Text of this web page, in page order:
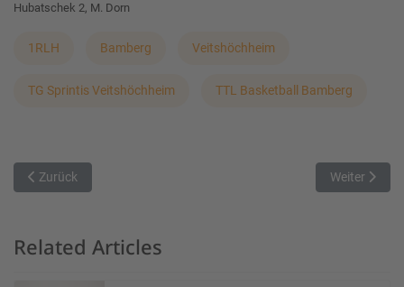
Hubatschek 2, M. Dorn
1RLH Bamberg Veitshöchheim
TG Sprintis Veitshöchheim TTL Basketball Bamberg
Vorheriger Beitrag: Ansbach stoppt Nördlingens Lauf
Zurück Nächster
Weiter
Related Articles